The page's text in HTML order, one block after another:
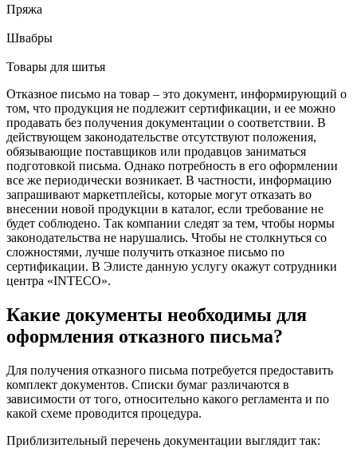
Пряжа
Швабры
Товары для шитья
Отказное письмо на товар – это документ, информирующий о
том, что продукция не подлежит сертификации, и ее можно
продавать без получения документации о соответствии. В
действующем законодательстве отсутствуют положения,
обязывающие поставщиков или продавцов заниматься
подготовкой письма. Однако потребность в его оформлении
все же периодически возникает. В частности, информацию
запрашивают маркетплейсы, которые могут отказать во
внесении новой продукции в каталог, если требование не
будет соблюдено. Так компании следят за тем, чтобы нормы
законодательства не нарушались. Чтобы не столкнуться со
сложностями, лучше получить отказное письмо по
сертификации. В Элисте данную услугу окажут сотрудники
центра «INTECO».
Какие документы необходимы для
оформления отказного письма?
Для получения отказного письма потребуется предоставить
комплект документов. Списки бумаг различаются в
зависимости от того, относительно какого регламента и по
какой схеме проводится процедура.
Приблизительный перечень документации выглядит так: